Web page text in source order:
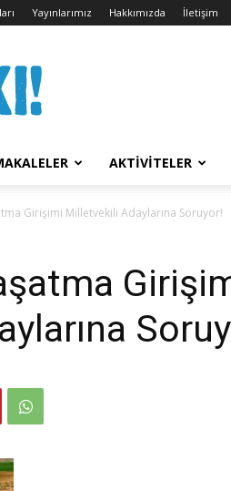
Yayınlarımız Hakkımızda İletişim
AKTIVITELER
Girişimi Milletvekili Adaylarına Soruyor!